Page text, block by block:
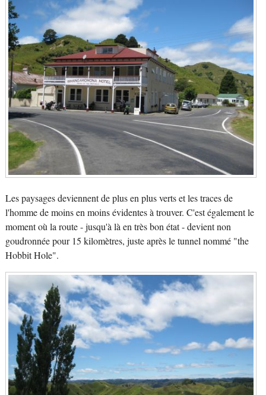
Les paysages deviennent de plus en plus verts et les traces de
l'homme de moins en moins évidentes à trouver. C'est également le
moment où la route - jusqu'à là en très bon état - devient non
goudronnée pour 15 kilomètres, juste après le tunnel nommé "the
Hobbit Hole".